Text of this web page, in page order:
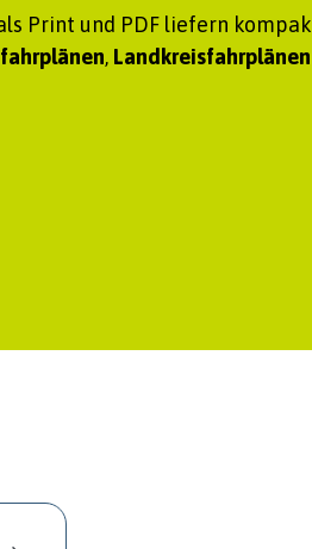
Print und PDF liefern
, Landkreisfahrplänen